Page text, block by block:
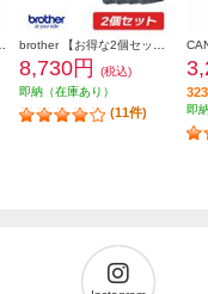
8,730円
(税込)
即納（在庫あり）
(11件) 即